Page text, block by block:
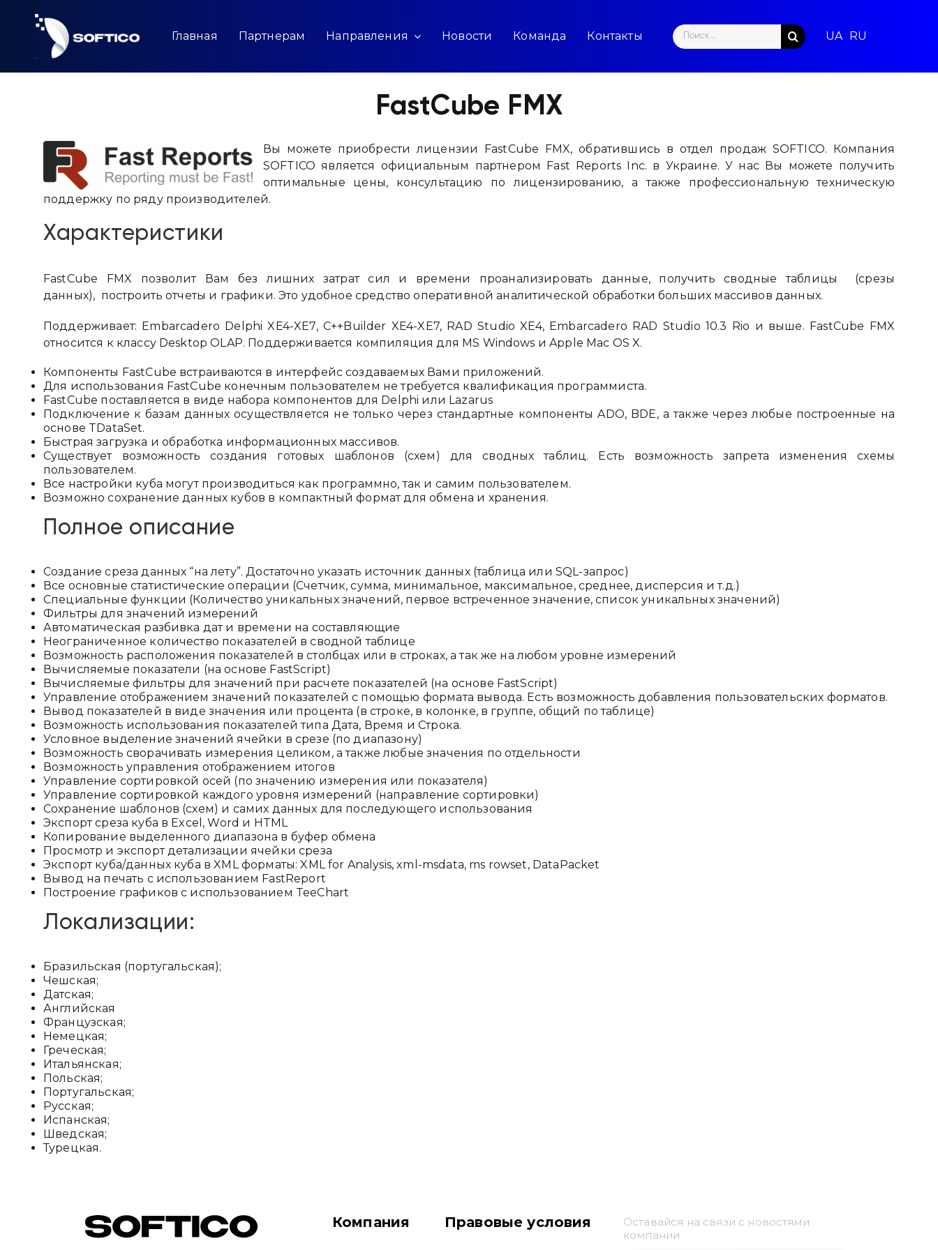
content
Главная Партнерам Направления Новости Команда Контакты
Search
for:
FastCube FMX
Вы можете приобрести лицензии FastCube FMX, обратившись в отдел продаж SOFTICO. Компания
SOFTICO является официальным партнером Fast Reports Inc. в Украине. У нас Вы можете получить
оптимальные цены, консультацию по лицензированию, а также профессиональную техническую
поддержку по ряду производителей.
Характеристики
FastCube FMX позволит Вам без лишних затрат сил и времени проанализировать данные, получить сводные таблицы (срезы
данных), построить отчеты и графики. Это удобное средство оперативной аналитической обработки больших массивов данных.
Поддерживает: Embarcadero Delphi XE4-XE7, C++Builder XE4-XE7, RAD Studio XE4, Embarcadero RAD Studio 10.3 Rio и выше. FastCube FMX
относится к классу Desktop OLAP. Поддерживается компиляция для MS Windows и Apple Mac OS X.
Компоненты FastCube встраиваются в интерфейс создаваемых Вами приложений.
Для использования FastCube конечным пользователем не требуется квалификация программиста.
FastCube поставляется в виде набора компонентов для Delphi или Lazarus
Подключение к базам данных осуществляется не только через стандартные компоненты ADO, BDE, а также через любые построенные на
основе TDataSet.
Быстрая загрузка и обработка информационных массивов.
Существует возможность создания готовых шаблонов (схем) для сводных таблиц. Есть возможность запрета изменения схемы
пользователем.
Все настройки куба могут производиться как программно, так и самим пользователем.
Возможно сохранение данных кубов в компактный формат для обмена и хранения.
Полное описание
Создание среза данных “на лету”. Достаточно указать источник данных (таблица или SQL-запрос)
Все основные статистические операции (Счетчик, сумма, минимальное, максимальное, среднее, дисперсия и т.д.)
Специальные функции (Количество уникальных значений, первое встреченное значение, список уникальных значений)
Фильтры для значений измерений
Автоматическая разбивка дат и времени на составляющие
Неограниченное количество показателей в сводной таблице
Возможность расположения показателей в столбцах или в строках, а так же на любом уровне измерений
Вычисляемые показатели (на основе FastScript)
Вычисляемые фильтры для значений при расчете показателей (на основе FastScript)
Управление отображением значений показателей с помощью формата вывода. Есть возможность добавления пользовательских форматов.
Вывод показателей в виде значения или процента (в строке, в колонке, в группе, общий по таблице)
Возможность использования показателей типа Дата, Время и Строка.
Условное выделение значений ячейки в срезе (по диапазону)
Возможность сворачивать измерения целиком, а также любые значения по отдельности
Возможность управления отображением итогов
Управление сортировкой осей (по значению измерения или показателя)
Управление сортировкой каждого уровня измерений (направление сортировки)
Сохранение шаблонов (схем) и самих данных для последующего использования
Экспорт среза куба в Excel, Word и HTML
Копирование выделенного диапазона в буфер обмена
Просмотр и экспорт детализации ячейки среза
Экспорт куба/данных куба в XML форматы: XML for Analysis, xml-msdata, ms rowset, DataPacket
Вывод на печать с использованием FastReport
Построение графиков с использованием TeeChart
Локализации:
Бразильская (португальская);
Чешская;
Датская;
Английская
Французская;
Немецкая;
Греческая;
Итальянская;
Польская;
Португальская;
Русская;
Испанская;
Шведская;
Турецкая.
Компания Правовые условия
Оставайся на связи с новостями
компании
Ми зазвичай відповідаємо дуже швидко